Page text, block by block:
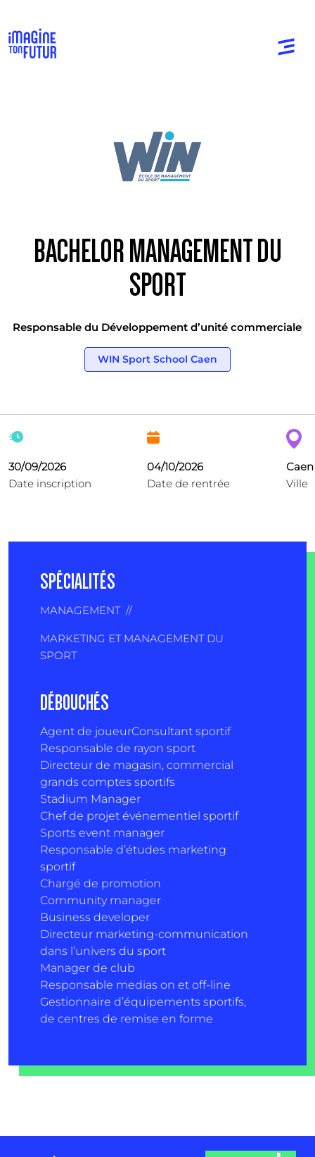
BACHELOR MANAGEMENT DU
SPORT
Responsable du Développement d’unité commerciale
WIN Sport School Caen
30/09/2026
Date inscription
04/10/2026
Date de rentrée
Caen
Ville
SPÉCIALITÉS
MANAGEMENT //
MARKETING ET MANAGEMENT DU
SPORT
DÉBOUCHÉS
Agent de joueurConsultant sportif
Responsable de rayon sport
Directeur de magasin, commercial
grands comptes sportifs
Stadium Manager
Chef de projet événementiel sportif
Sports event manager
Responsable d’études marketing
sportif
Chargé de promotion
Community manager
Business developer
Directeur marketing-communication
dans l’univers du sport
Manager de club
Responsable medias on et off-line
Gestionnaire d’équipements sportifs,
de centres de remise en forme